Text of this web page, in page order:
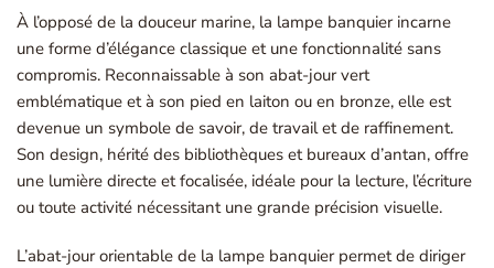
À l’opposé de la douceur marine, la lampe banquier incarne
une forme d’élégance classique et une fonctionnalité sans
compromis. Reconnaissable à son abat-jour vert
emblématique et à son pied en laiton ou en bronze, elle est
devenue un symbole de savoir, de travail et de raffinement.
Son design, hérité des bibliothèques et bureaux d’antan, offre
une lumière directe et focalisée, idéale pour la lecture, l’écriture
ou toute activité nécessitant une grande précision visuelle.
L’abat-jour orientable de la lampe banquier permet de diriger